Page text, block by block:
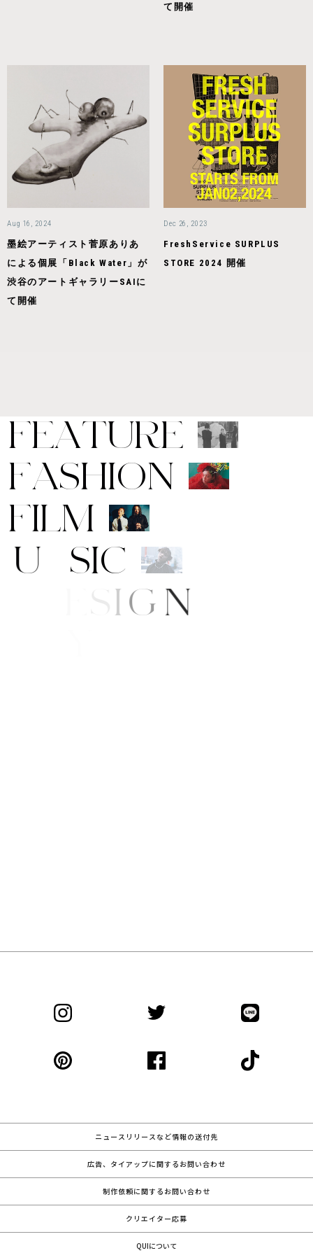
て開催
Aug 16, 2024
墨絵アーティスト菅原ありあ
による個展「Black Water」が
渋谷のアートギャラリーSAIに
て開催
Dec 26, 2023
FreshService SURPLUS
STORE 2024 開催
FEATURE
FASHION
FILM
M
SIC
DE SIG
ニュースリリースなど情報の送付先
広告、タイアップに関するお問い合わせ
制作依頼に関するお問い合わせ
クリエイター応募
QUIについて